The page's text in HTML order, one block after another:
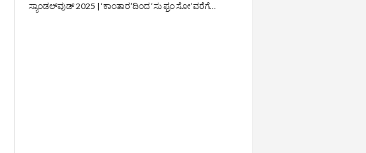
ಸ್ಯಾಂಡಲ್‌ವುಡ್‌ 2025 | ‘ಕಾಂತಾರ’ದಿಂದ ‘ಸು ಫ್ರಂ ಸೋ’ವರೆಗೆ…